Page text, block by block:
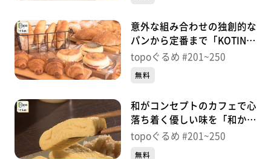
意外な組み合わせの独創的な
パンから定番まで「KOTINI
BAKERY」（太白区東中田）
topoぐるめ #201~250
無料
和がコンセプトのカフェで心
落ち着く優しい味を「和かふ
ぇ もののね」（太白区中
topoぐるめ #201~250
無料